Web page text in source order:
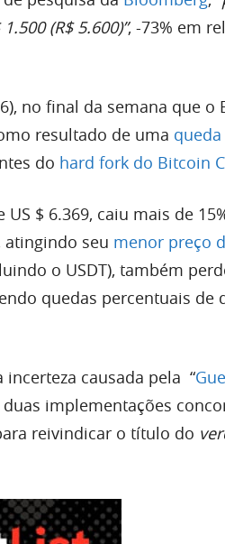
(R$ 5.600)”, -73% em
no final da semana que o
resultado de uma
do hard fork do Bitcoin
$ 6.369, caiu mais de
atingindo seu menor preço
o USDT), também
quedas percentuais de
causada pela “
duas implementações
reivindicar o título do